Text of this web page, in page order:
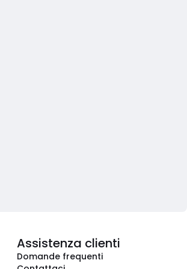
Assistenza clienti
Domande frequenti